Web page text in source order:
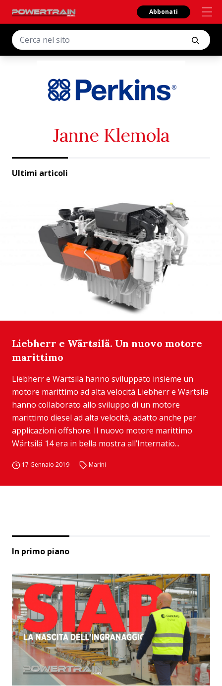
Abbonati
Janne Klemola
Ultimi articoli
Liebherr e Wärtsilä. Un nuovo motore
marittimo
Liebherr e Wärtsilä hanno sviluppato insieme un
motore marittimo ad alta velocità Liebherr e Wärtsilä
hanno collaborato allo sviluppo di un motore
marittimo diesel ad alta velocità, adatto anche per
applicazioni offshore. Il nuovo motore marittimo
Wärtsilä 14 era in bella mostra all’Internatio...
17 Gennaio 2019 Marini
In primo piano